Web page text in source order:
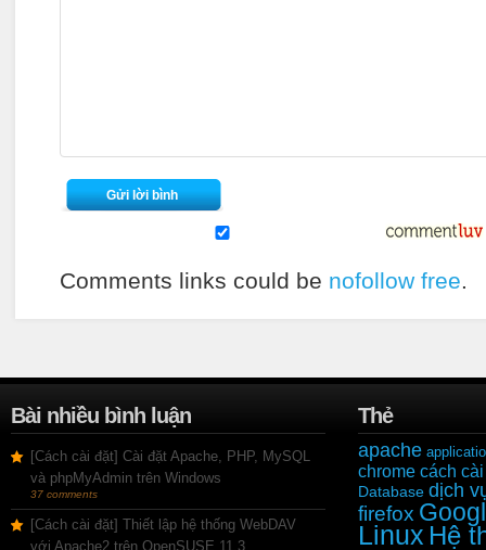
Comments links could be nofollow free.
Bài nhiều bình luận
[Cách cài đặt] Cài đặt Apache, PHP, MySQL
và phpMyAdmin trên Windows
37 comments
[Cách cài đặt] Thiết lập hệ thống WebDAV
với Apache2 trên OpenSUSE 11.3
Thẻ
apache
chrome cách
Database dịch
firefox
Linux Hệ